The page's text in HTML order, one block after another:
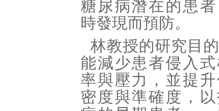
糖尿病潛在的患
時發現而預防。
林教授的研究目
能減少患者侵入
率與壓力，並提
密度與準確度，